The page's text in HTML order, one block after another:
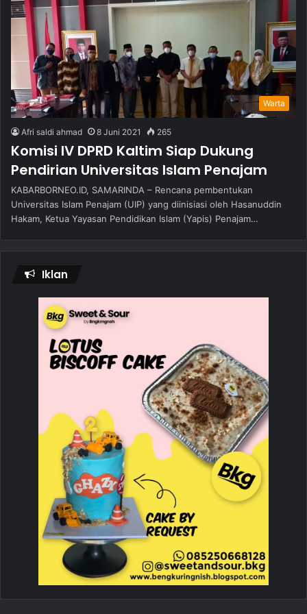
Warta
Afri saldi ahmad 8 Juni 2021 265
Komisi IV DPRD Kaltim Siap Dukung
Pendirian Universitas Islam Penajam
KABARBORNEO.ID, SAMARINDA – Rencana pembentukan
Universitas Islam Penajam (UIP) yang diinisiasi oleh Hasanuddin
Hakam, Ketua Yayasan Pendidikan Islam (Yapis) Penajam…
Iklan